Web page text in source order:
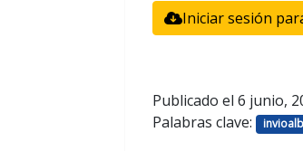
Iniciar sesión
Publicado el 6 junio,
Palabras clave: